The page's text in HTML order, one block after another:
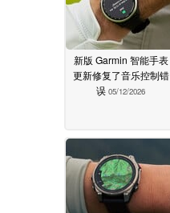
新版 Garmin 智能手表
更新修复了音乐控制错
误 05/12/2026